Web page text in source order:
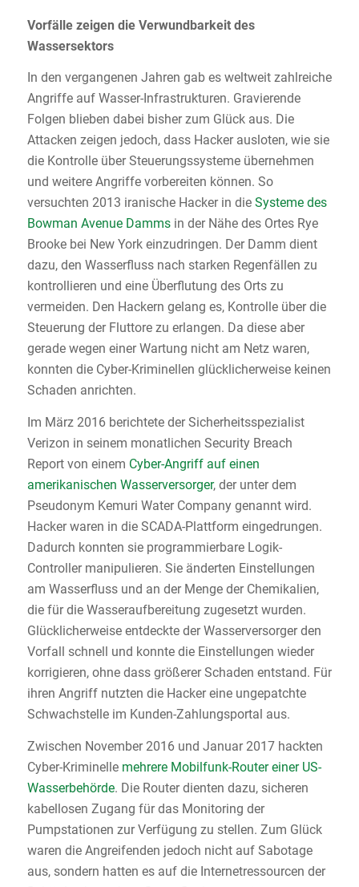
Vorfälle zeigen die Verwundbarkeit des
Wassersektors
In den vergangenen Jahren gab es weltweit zahlreiche
Angriffe auf Wasser-Infrastrukturen. Gravierende
Folgen blieben dabei bisher zum Glück aus. Die
Attacken zeigen jedoch, dass Hacker ausloten, wie sie
die Kontrolle über Steuerungssysteme übernehmen
und weitere Angriffe vorbereiten können. So
versuchten 2013 iranische Hacker in die Systeme des
Bowman Avenue Dammsin der Nähe des Ortes Rye
Brooke bei New York einzudringen. Der Damm dient
dazu, den Wasserfluss nach starken Regenfällen zu
kontrollieren und eine Überflutung des Orts zu
vermeiden. Den Hackern gelang es, Kontrolle über die
Steuerung der Fluttore zu erlangen. Da diese aber
gerade wegen einer Wartung nicht am Netz waren,
konnten die Cyber-Kriminellen glücklicherweise keinen
Schaden anrichten.
Im März 2016 berichtete der Sicherheitsspezialist
Verizon in seinem monatlichen Security Breach
Report von einem Cyber-Angriff auf einen
amerikanischen Wasserversorger, der unter dem
Pseudonym Kemuri Water Company genannt wird.
Hacker waren in die SCADA-Plattform eingedrungen.
Dadurch konnten sie programmierbare Logik-
Controller manipulieren. Sie änderten Einstellungen
am Wasserfluss und an der Menge der Chemikalien,
die für die Wasseraufbereitung zugesetzt wurden.
Glücklicherweise entdeckte der Wasserversorger den
Vorfall schnell und konnte die Einstellungen wieder
korrigieren, ohne dass größerer Schaden entstand. Für
ihren Angriff nutzten die Hacker eine ungepatchte
Schwachstelle im Kunden-Zahlungsportal aus.
Zwischen November 2016 und Januar 2017 hackten
Cyber-Kriminelle mehrere Mobilfunk-Router einer US-
Wasserbehörde. Die Router dienten dazu, sicheren
kabellosen Zugang für das Monitoring der
Pumpstationen zur Verfügung zu stellen. Zum Glück
waren die Angreifenden jedoch nicht auf Sabotage
aus, sondern hatten es auf die Internetressourcen der